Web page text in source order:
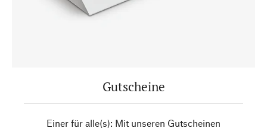
Gutscheine
Einer für alle(s): Mit unseren Gutscheinen